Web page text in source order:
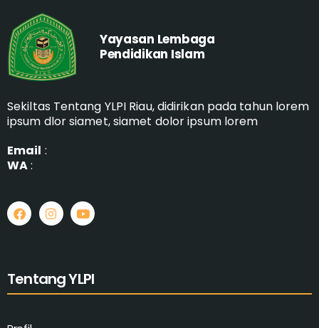
Yayasan Lembaga
Pendidikan Islam
Sekiltas Tentang YLPI Riau, didirikan pada tahun lorem
ipsum dlor siamet, siamet dolor ipsum lorem
Email :
WA:
Tentang YLPI